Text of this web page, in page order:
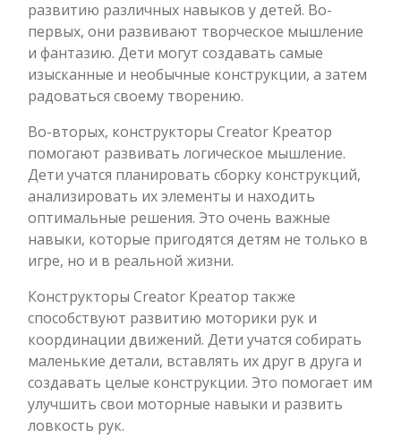
развитию различных навыков у детей. Во-
первых, они развивают творческое мышление
и фантазию. Дети могут создавать самые
изысканные и необычные конструкции, а затем
радоваться своему творению.
Во-вторых, конструкторы Creator Креатор
помогают развивать логическое мышление.
Дети учатся планировать сборку конструкций,
анализировать их элементы и находить
оптимальные решения. Это очень важные
навыки, которые пригодятся детям не только в
игре, но и в реальной жизни.
Конструкторы Creator Креатор также
способствуют развитию моторики рук и
координации движений. Дети учатся собирать
маленькие детали, вставлять их друг в друга и
создавать целые конструкции. Это помогает им
улучшить свои моторные навыки и развить
ловкость рук.